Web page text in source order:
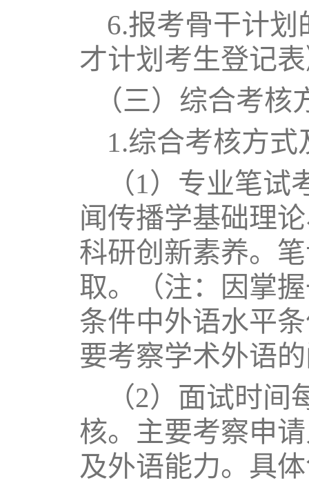
6.报考骨干计
才计划考生登记
（三）综合考
1.综合考核方
（1）专业笔
闻传播学基础理
科研创新素养。
取。
（注：因掌
条件中外语水平
要考察学术外语
（2）面试时
核。主要考察申
及外语能力。具